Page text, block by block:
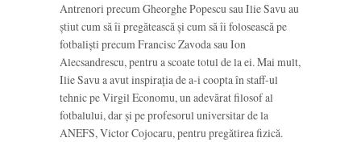
Antrenori precum Gheorghe Popescu sau Ilie Savu au
știut cum să îi pregătească și cum să îi folosească pe
fotbaliști precum Francisc Zavoda sau Ion
Alecsandrescu, pentru a scoate totul de la ei. Mai mult,
Ilie Savu a avut inspirația de a-i coopta în staff-ul
tehnic pe Virgil Economu, un adevărat filosof al
fotbalului, dar și pe profesorul universitar de la
ANEFS, Victor Cojocaru, pentru pregătirea fizică.